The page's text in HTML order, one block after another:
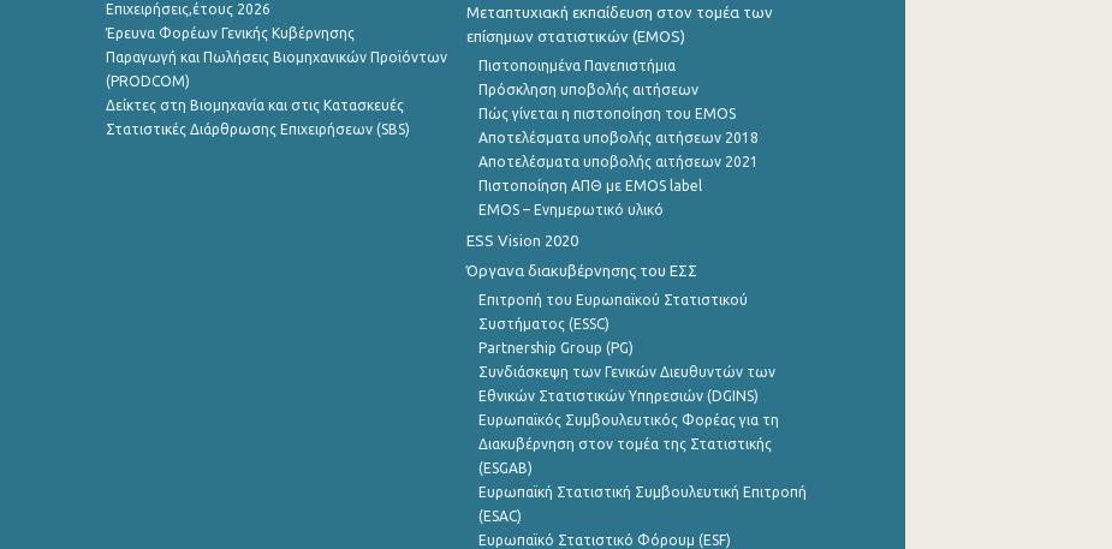
Επιχειρήσεις,έτους 2026
Έρευνα Φορέων Γενικής Κυβέρνησης
Παραγωγή και Πωλήσεις Βιομηχανικών Προϊόντων
(PRODCOM)
Δείκτες στη Βιομηχανία και στις Κατασκευές
Στατιστικές Διάρθρωσης Επιχειρήσεων (SBS)
Μεταπτυχιακή εκπαίδευση στον τομέα των
επίσημων στατιστικών (EMOS)
Πιστοποιημένα Πανεπιστήμια
Πρόσκληση υποβολής αιτήσεων
Πώς γίνεται η πιστοποίηση του EMOS
Αποτελέσματα υποβολής αιτήσεων 2018
Αποτελέσματα υποβολής αιτήσεων 2021
Πιστοποίηση ΑΠΘ με EMOS label
EMOS – Ενημερωτικό υλικό
ESS Vision 2020
Όργανα διακυβέρνησης του ΕΣΣ
Επιτροπή του Ευρωπαϊκού Στατιστικού
Συστήματος (ESSC)
Partnership Group (PG)
Συνδιάσκεψη των Γενικών Διευθυντών των
Εθνικών Στατιστικών Υπηρεσιών (DGINS)
Ευρωπαϊκός Συμβουλευτικός Φορέας για τη
Διακυβέρνηση στον τομέα της Στατιστικής
(ESGAB)
Ευρωπαϊκή Στατιστική Συμβουλευτική Επιτροπή
(ESAC)
Ευρωπαϊκό Στατιστικό Φόρουμ (ESF)